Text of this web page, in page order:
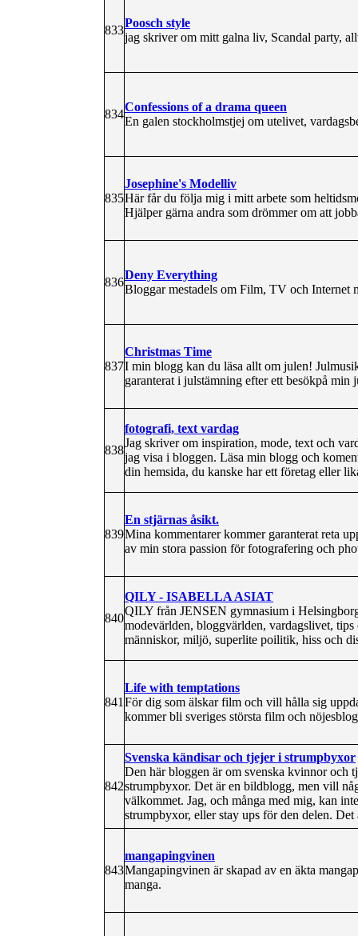
833
Poosch style
jag skriver om mitt galna liv, Scandal party,
834
Confessions of a drama queen
En galen stockholmstjej om utelivet,
835
Josephine's Modelliv
Här får du följa mig i mitt arbete som
Hjälper gärna andra som drömmer om att
836
Deny Everything
Bloggar mestadels om Film, TV och
837
Christmas Time
I min blogg kan du läsa allt om julen!
garanterat i julstämning efter ett besökpå min
838
fotografi, text vardag
Jag skriver om inspiration, mode, text och
jag visa i bloggen. Läsa min blogg och
din hemsida, du kanske har ett företag eller
839
En stjärnas åsikt.
Mina kommentarer kommer garanterat reta
av min stora passion för fotografering och
840
QILY - ISABELLA ASIAT
QILY från JENSEN gymnasium i
modevärlden, bloggvärlden, vardagslivet,
människor, miljö, superlite poilitik, hiss och
841
Life with temptations
För dig som älskar film och vill hålla sig
kommer bli sveriges största film och
842
Svenska kändisar och tjejer i strumpbyxor
Den här bloggen är om svenska kvinnor och
strumpbyxor. Det är en bildblogg, men vill
välkommet. Jag, och många med mig, kan
strumpbyxor, eller stay ups för den delen.
843
mangapingvinen
Mangapingvinen är skapad av en äkta
manga.